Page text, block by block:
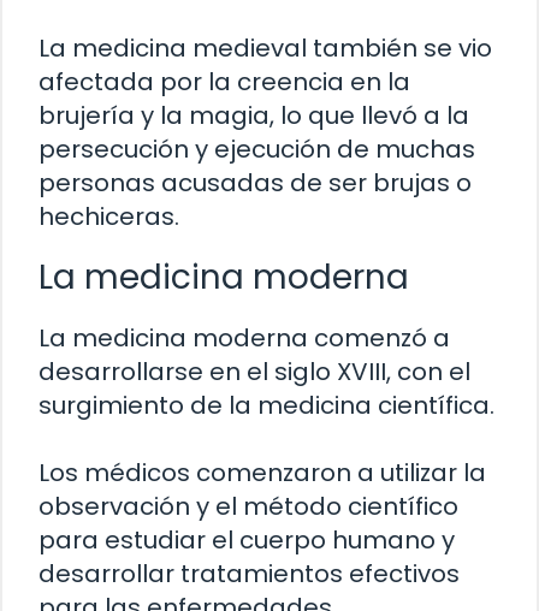
La medicina medieval también se vio
afectada por la creencia en la
brujería y la magia, lo que llevó a la
persecución y ejecución de muchas
personas acusadas de ser brujas o
hechiceras.
La medicina moderna
La medicina moderna comenzó a
desarrollarse en el siglo XVIII, con el
surgimiento de la medicina científica.
Los médicos comenzaron a utilizar la
observación y el método científico
para estudiar el cuerpo humano y
desarrollar tratamientos efectivos